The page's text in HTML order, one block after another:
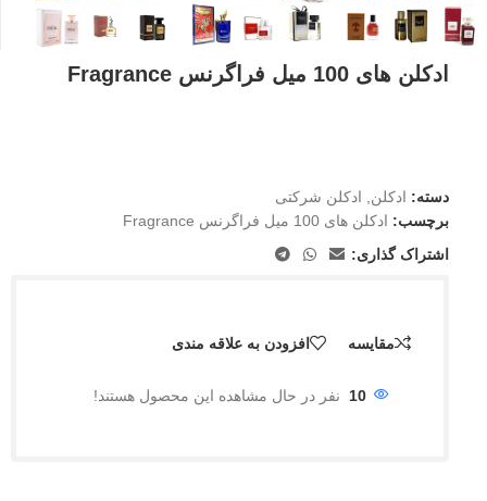
ادکلن های 100 میل فراگرنس Fragrance
دسته: ادکلن
ادکلن شرکتی
برچسب: ادکلن های 100 میل فراگرنس Fragrance
اشتراک گذاری:
مقایسه افزودن به علاقه مندی
10 نفر در حال مشاهده این محصول هستند!